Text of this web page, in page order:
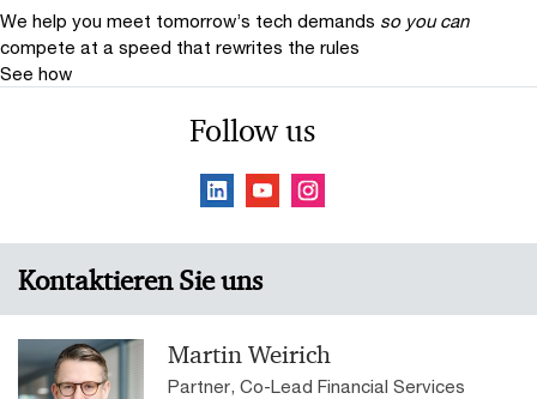
We help you meet tomorrow’s tech demands so you can
compete at a speed that rewrites the rules
See how
Follow us
Kontaktieren Sie uns
Martin Weirich
Partner, Co-Lead Financial Services